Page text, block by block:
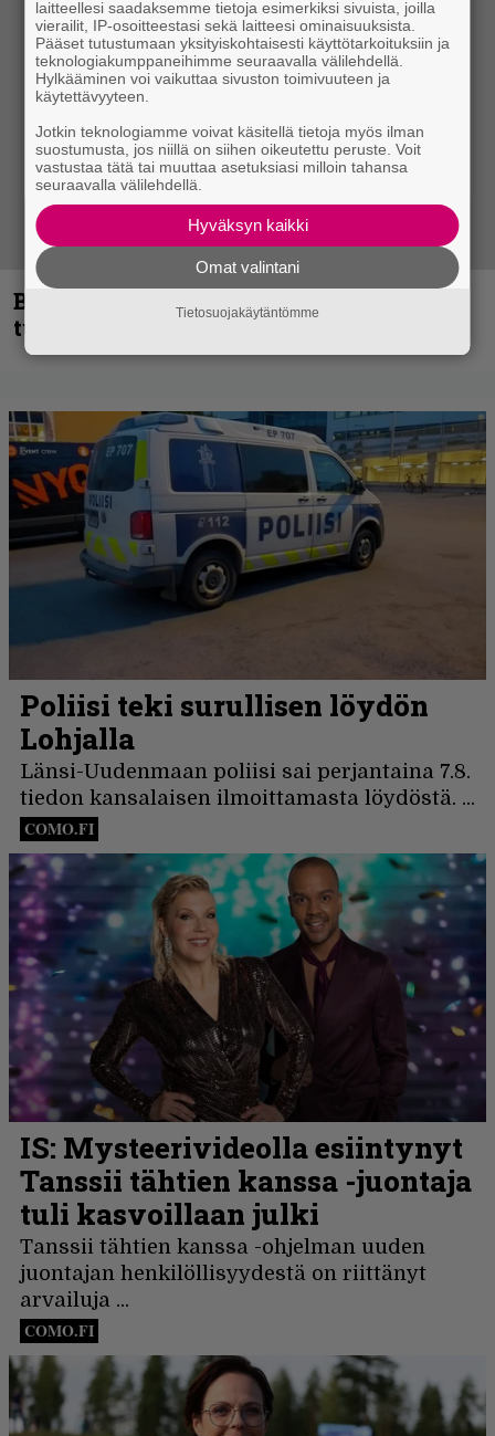
Blind Channel palaa rytinällä –
tuplasingle videoineen julki
laitteellesi saadaksemme tietoja esimerkiksi sivuista, joilla
vierailit, IP-osoitteestasi sekä laitteesi ominaisuuksista.
Pääset tutustumaan yksityiskohtaisesti käyttötarkoituksiin ja
teknologiakumppaneihimme seuraavalla välilehdellä.
Hylkääminen voi vaikuttaa sivuston toimivuuteen ja
käytettävyyteen.
Jotkin teknologiamme voivat käsitellä tietoja myös ilman
suostumusta, jos niillä on siihen oikeutettu peruste. Voit
vastustaa tätä tai muuttaa asetuksiasi milloin tahansa
seuraavalla välilehdellä.
Hyväksyn kaikki
Omat valintani
Tietosuojakäytäntömme